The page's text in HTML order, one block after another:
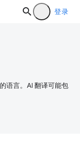
登录
语言。AI 翻译可能包